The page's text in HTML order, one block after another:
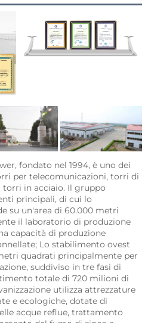
fondato nel 1994, è uno dei
per telecomunicazioni, torri di
in acciaio. Il gruppo
principali, di cui lo
su un'area di 60.000 metri
il laboratorio di produzione
capacità di produzione
Lo stabilimento ovest
quadrati principalmente per
suddiviso in tre fasi di
totale di 720 milioni di
utilizza attrezzature
e ecologiche, dotate di
acque reflue, trattamento